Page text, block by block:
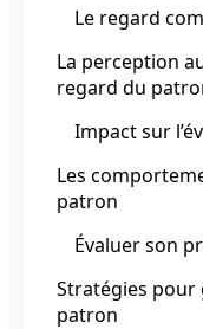
Le regard
La perception
regard du
Impact sur
Les
patron
Évaluer son
Stratégies pour
patron